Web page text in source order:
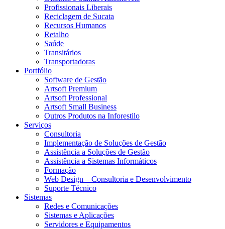
Profissionais Liberais
Reciclagem de Sucata
Recursos Humanos
Retalho
Saúde
Transitários
Transportadoras
Portfólio
Software de Gestão
Artsoft Premium
Artsoft Professional
Artsoft Small Business
Outros Produtos na Inforestilo
Serviços
Consultoria
Implementação de Soluções de Gestão
Assistência a Soluções de Gestão
Assistência a Sistemas Informáticos
Formação
Web Design – Consultoria e Desenvolvimento
Suporte Técnico
Sistemas
Redes e Comunicações
Sistemas e Aplicações
Servidores e Equipamentos